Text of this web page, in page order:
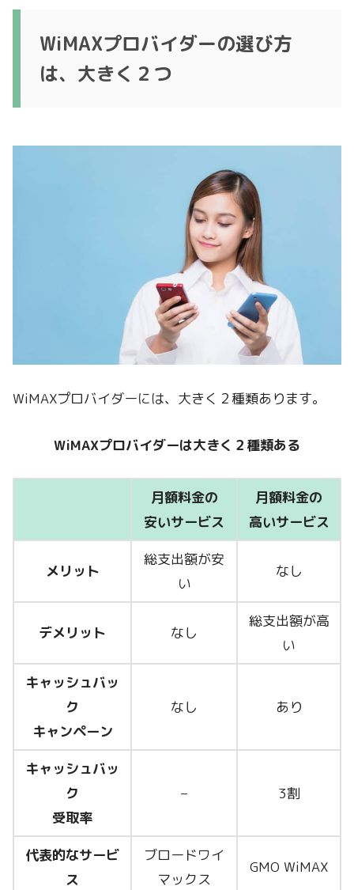
WiMAXプロバイダーの選び方
は、大きく２つ
WiMAXプロバイダーには、大きく２種類あります。
WiMAXプロバイダーは大きく２種類ある
月額料金の
安いサービス
月額料金の
高いサービス
メリット
総支出額が安
い
なし
デメリット なし
総支出額が高
い
キャッシュバッ
ク
キャンペーン
なし あり
キャッシュバッ
ク
受取率
– 3割
代表的なサービ
ス
ブロードワイ
マックス
GMO WiMAX